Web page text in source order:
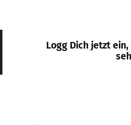
Logg Dich jetzt